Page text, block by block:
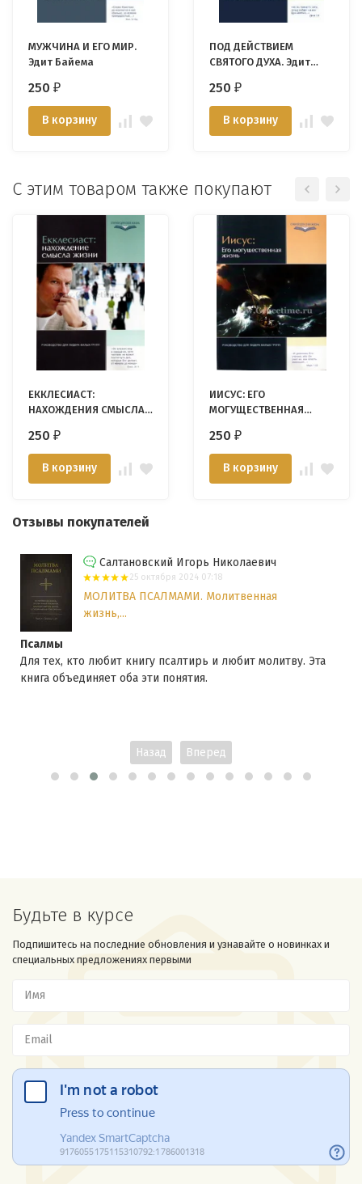
МУЖЧИНА И ЕГО МИР.
Эдит Байема
250 ₽
В корзину
ПОД ДЕЙСТВИЕМ
СВЯТОГО ДУХА. Эдит
250 ₽
В корзину
С этим товаром также покупают
ЕККЛЕСИАСТ:
НАХОЖДЕНИЯ СМЫСЛА
250 ₽
В корзину
ИИСУС: ЕГО
МОГУЩЕСТВЕННАЯ
250 ₽
В корзину
Отзывы покупателей
Салтановский Игорь Николаевич
25 октября 2024 07:18
МОЛИТВА ПСАЛМАМИ. Молитвенная
жизнь,...
Псалмы
Для тех, кто любит книгу псалтирь и любит молитву. Эта
книга объединяет оба эти понятия.
Назад Вперед
Будьте в курсе
Подпишитесь на последние обновления и узнавайте о новинках и
специальных предложениях первыми